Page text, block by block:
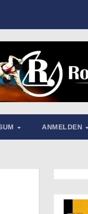
ANMELDEN